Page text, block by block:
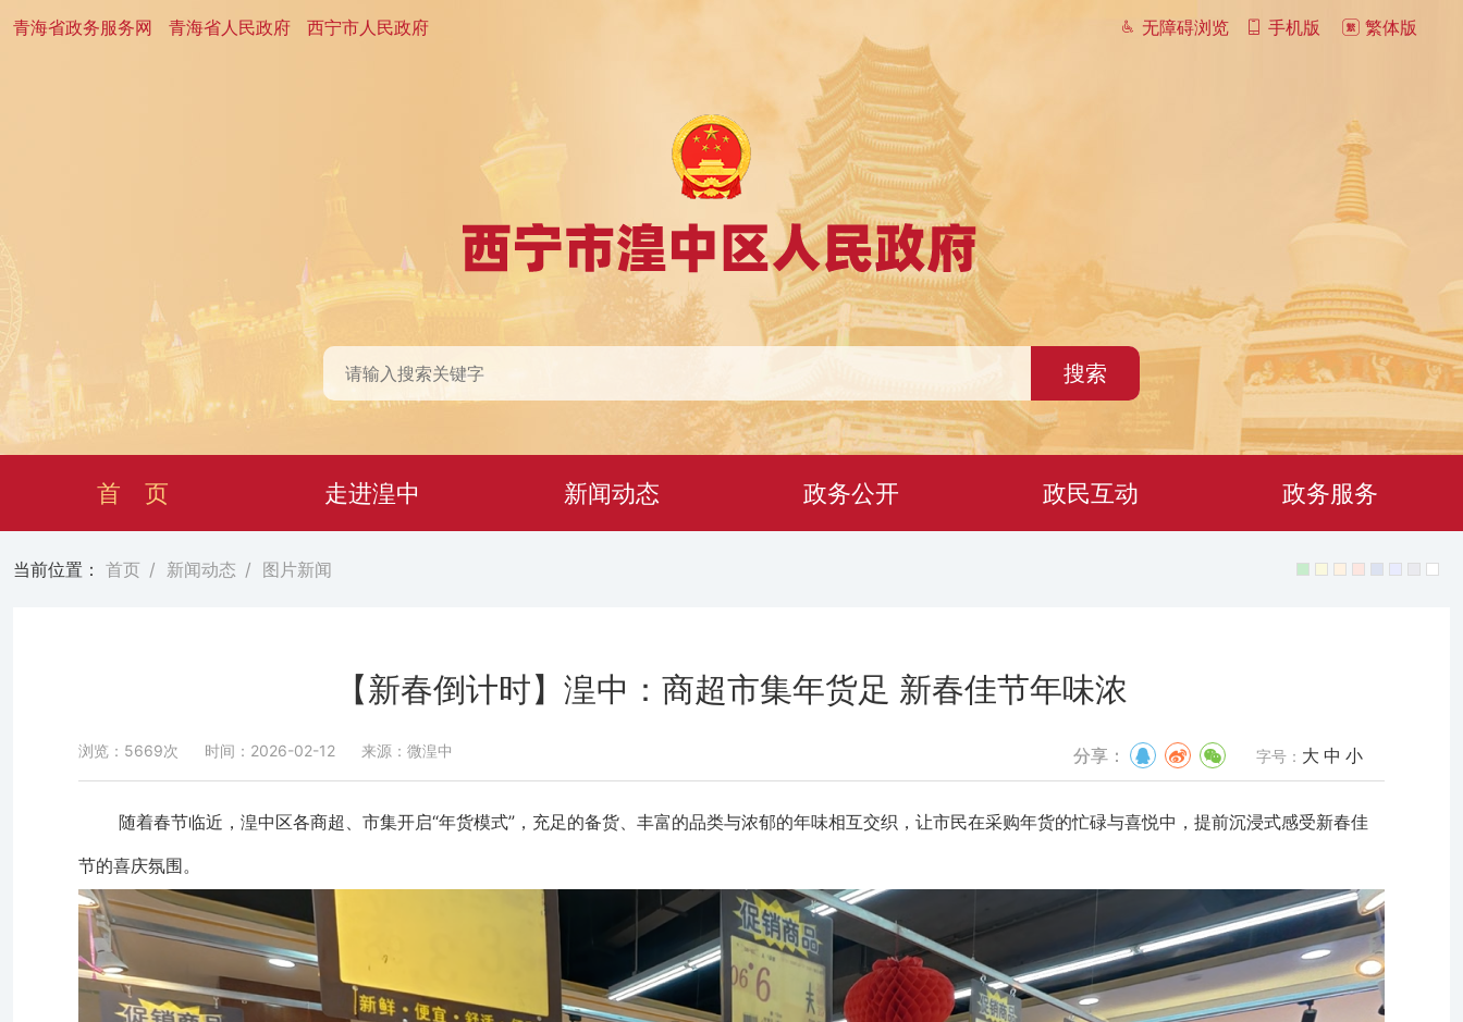
青海省政务服务网 青海省人民政府 西宁市人民政府 无障碍浏览 手机版 繁体版
搜索
首 页 走进湟中 新闻动态 政务公开 政民互动 政务服务
当前位置： 首页 / 新闻动态 / 图片新闻
【新春倒计时】湟中：商超市集年货足 新春佳节年味浓
浏览：5669次 时间：2026-02-12 来源：微湟中 分享： 字号： 大 中 小
随着春节临近，湟中区各商超、市集开启“年货模式”，充足的备货、丰富的品类与浓郁的年味相互交织，让市民在采购年货的忙碌与喜悦中，提前沉浸式感受新春佳
节的喜庆氛围。